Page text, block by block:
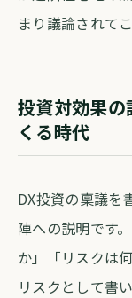
まり議論されて
投資対効果の
くる時代
DX投資の稟議を
陣への説明です
か」「リスクは
リスクとして書